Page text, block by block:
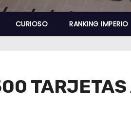
CURIOSO RANKING IMPERIO
TARJETAS